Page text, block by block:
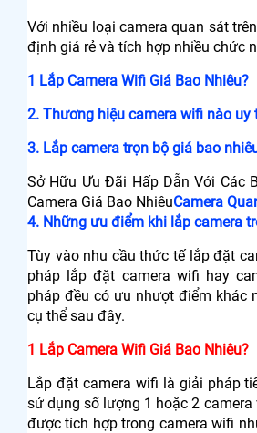
Với nhiều loại camera quan sát
định giá rẻ và tích hợp nhiều chức
1 Lắp Camera Wifi Giá Bao Nhiêu?
2. Thương hiệu camera wifi nào uy
3. Lắp camera trọn bộ giá bao
Sở Hữu Ưu Đãi Hấp Dẫn Với Các
Camera Giá Bao NhiêuCamera
4. Những ưu điểm khi lắp camera
Tùy vào nhu cầu thức tế lắp đặt
pháp lắp đặt camera wifi hay
pháp đều có ưu nhượt điểm khác
cụ thể sau đây.
1 Lắp Camera Wifi Giá Bao Nhiêu?
Lắp đặt camera wifi là giải pháp
sử dụng số lượng 1 hoặc 2
được tích hợp trong camera wifi